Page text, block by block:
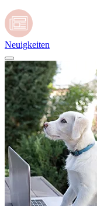
Neuigkeiten